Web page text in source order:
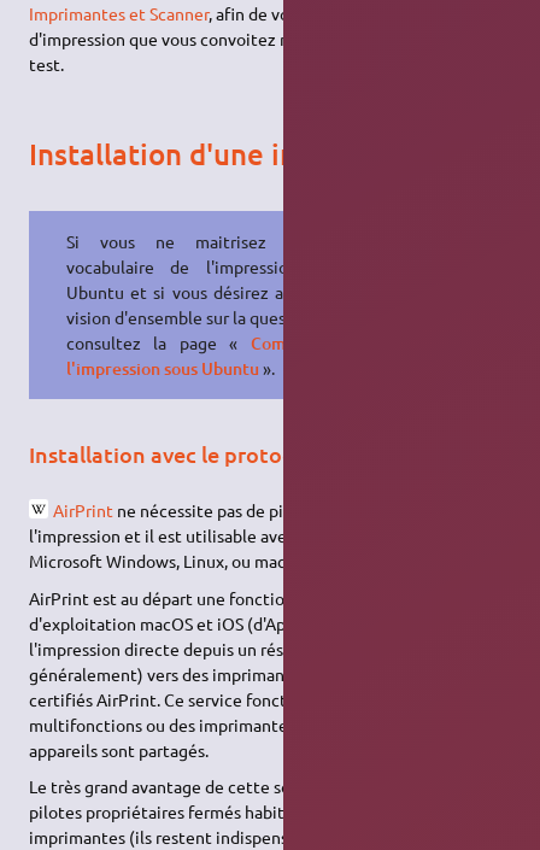
Imprimantes et Scanner, afin de vous assurer que le matériel
d'impression que vous convoitez n'a pas déjà fait l'objet d'un
test.
Installation d'une imprimante
Si vous ne maitrisez pas le
vocabulaire de l'impression sous
Ubuntu et si vous désirez avoir une
vision d'ensemble sur la question,
consultez la page « Comprendre
l'impression sous Ubuntu ».
Installation avec le protocole Airprint
AirPrint ne nécessite pas de pilotes spécifiques à
l'impression et il est utilisable avec tout ordinateur exécutant
Microsoft Windows, Linux, ou macOS.
AirPrint est au départ une fonctionnalité des systèmes
d'exploitation macOS et iOS (d'Apple) afin de permettre
l'impression directe depuis un réseau local sans fil (Wi-Fi
généralement) vers des imprimantes et des multicopieurs
certifiés AirPrint. Ce service fonctionne aussi avec des copieurs
multifonctions ou des imprimantes incompatibles si ces
appareils sont partagés.
Le très grand avantage de cette solution est l'inutilité des
pilotes propriétaires fermés habituellement nécessaires aux
imprimantes (ils restent indispensables pour les appareils